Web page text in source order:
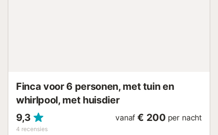
prijs. Beddengoed is bij de pr...
Finca voor 6 personen, met tuin en
whirlpool, met huisdier
9,3
4 recensies
vanaf € 200 per nacht